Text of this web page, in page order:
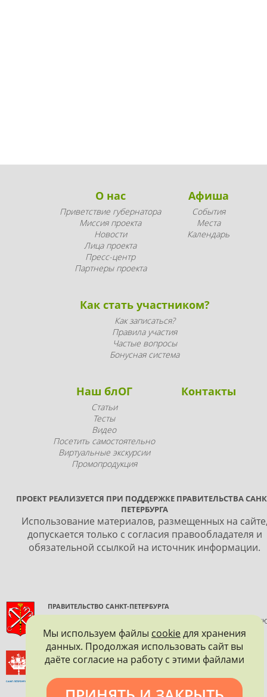
О нас
Приветствие губернатора
Миссия проекта
Новости
Лица проекта
Пресс-центр
Партнеры проекта
Афиша
События
Места
Календарь
Как стать участником?
Как записаться?
Правила участия
Частые вопросы
Бонусная система
Наш блОГ
Статьи
Тесты
Видео
Посетить самостоятельно
Виртуальные экскурсии
Промопродукция
Контакты
ПРОЕКТ РЕАЛИЗУЕТСЯ ПРИ ПОДДЕРЖКЕ ПРАВИТЕЛЬСТВА
ПЕТЕРБУРГА
Использование материалов, размещенных на
допускается только с согласия правообладателя и
обязательной ссылкой на источник информации.
ПРАВИТЕЛЬСТВО САНКТ-ПЕТЕРБУРГА
КОМИТЕТ ПО ГОСУДАРСТВЕННОМУ КОНТРОЛЮ,
И ОХРАНЕ ПАМЯТНИКОВ ИСТОРИИ И КУЛЬТУРЫ
ВСЕРОССИЙСКОЕ ОБЩЕСТВО ОХРАНЫ ПАМЯТНИКОВ
ИСТОРИИ И КУЛЬТУРЫ
САНКТ-ПЕТЕРБУРГСКОЕ ГОРОДСКОЕ ОТДЕЛЕНИЕ
Мы используем файлы cookieдля хранения
данных. Продолжая использовать сайт вы
даёте согласие на работу с этими файлами